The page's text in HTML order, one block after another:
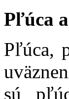
Pľúca
Pľúca,
sú